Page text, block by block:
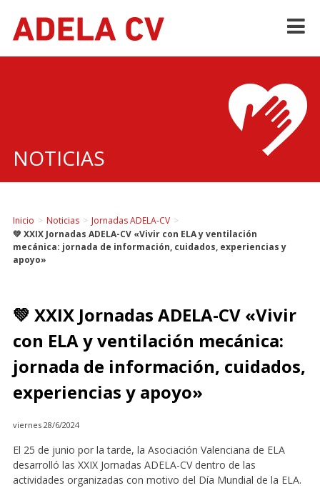
NOTICIAS
Inicio > Noticias > Jornadas ADELA-CV >
💚 XXIX Jornadas ADELA-CV «Vivir con ELA y ventilación
mecánica: jornada de información, cuidados, experiencias y
apoyo»
💚 XXIX Jornadas ADELA-CV «Vivir
con ELA y ventilación mecánica:
jornada de información, cuidados,
experiencias y apoyo»
viernes 28/6/2024
El 25 de junio por la tarde, la Asociación Valenciana de ELA
desarrolló las XXIX Jornadas ADELA-CV dentro de las
actividades organizadas con motivo del Día Mundial de la ELA.